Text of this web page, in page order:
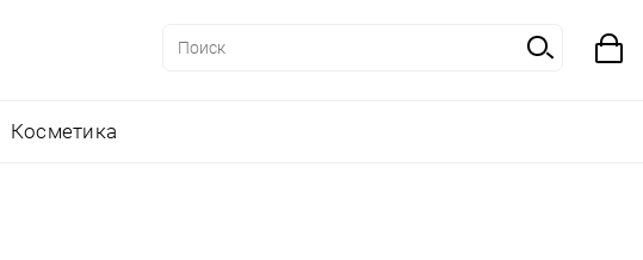
Косметика